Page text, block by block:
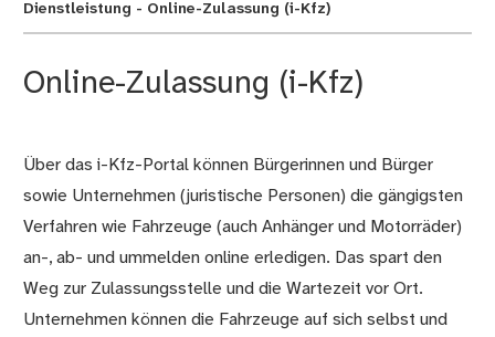
Dienstleistung - Online-Zulassung (i-Kfz)
Online-Zulassung (i-Kfz)
Beschreibung
Über das i-Kfz-Portal können Bürgerinnen und Bürger
sowie Unternehmen (juristische Personen) die gängigsten
Verfahren wie Fahrzeuge (auch Anhänger und Motorräder)
an-, ab- und ummelden online erledigen. Das spart den
Weg zur Zulassungsstelle und die Wartezeit vor Ort.
Unternehmen können die Fahrzeuge auf sich selbst und